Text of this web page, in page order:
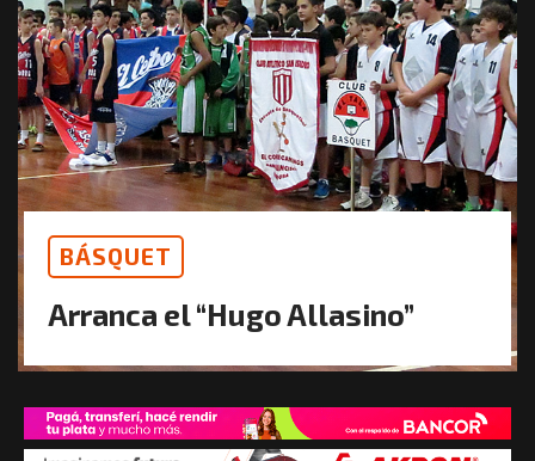
BÁSQUET
Arranca el “Hugo Allasino”